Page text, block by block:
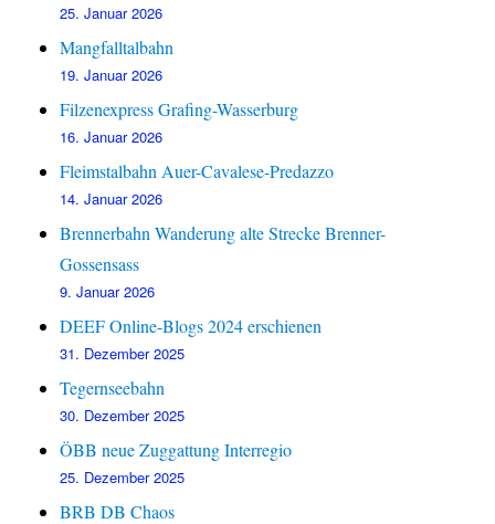
25. Januar 2026
Mangfalltalbahn
19. Januar 2026
Filzenexpress Grafing-Wasserburg
16. Januar 2026
Fleimstalbahn Auer-Cavalese-Predazzo
14. Januar 2026
Brennerbahn Wanderung alte Strecke Brenner-
Gossensass
9. Januar 2026
DEEF Online-Blogs 2024 erschienen
31. Dezember 2025
Tegernseebahn
30. Dezember 2025
ÖBB neue Zuggattung Interregio
25. Dezember 2025
BRB DB Chaos